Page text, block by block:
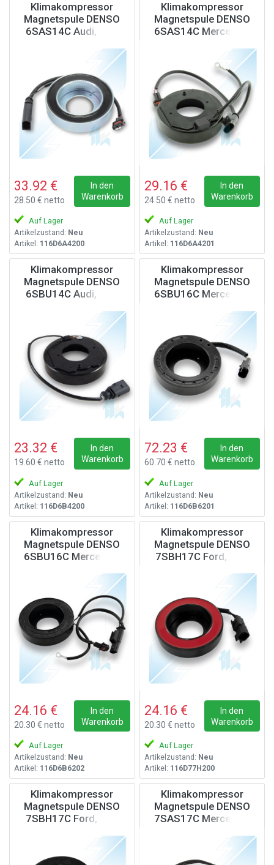
Klimakompressor
Magnetspule DENSO
6SAS14C Audi, 12V
33.92 €
28.50 € netto
In den
Warenkorb
Auf Lager
Artikelzustand: Neu
Artikel: 116D6A4200
Klimakompressor
Magnetspule DENSO
6SAS14C Mercedes,
29.16 €
24.50 € netto
In den
Warenkorb
Auf Lager
Artikelzustand: Neu
Artikel: 116D6A4201
Klimakompressor
Magnetspule DENSO
6SBU14C Audi, 12V
23.32 €
19.60 € netto
In den
Warenkorb
Auf Lager
Artikelzustand: Neu
Artikel: 116D6B4200
Klimakompressor
Magnetspule DENSO
6SBU16C Mercedes,
72.23 €
60.70 € netto
In den
Warenkorb
Auf Lager
Artikelzustand: Neu
Artikel: 116D6B6201
Klimakompressor
Magnetspule DENSO
6SBU16C Mercedes,
24.16 €
20.30 € netto
In den
Warenkorb
Auf Lager
Artikelzustand: Neu
Artikel: 116D6B6202
Klimakompressor
Magnetspule DENSO
7SBH17C Ford, 12V
24.16 €
20.30 € netto
In den
Warenkorb
Auf Lager
Artikelzustand: Neu
Artikel: 116D77H200
Klimakompressor
Magnetspule DENSO
7SBH17C Ford, 12V
Klimakompressor
Magnetspule DENSO
7SAS17C Mercedes,